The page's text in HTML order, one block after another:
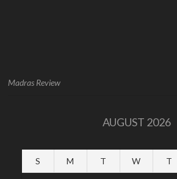
Madras Review
AUGUST 2026
S M T W T